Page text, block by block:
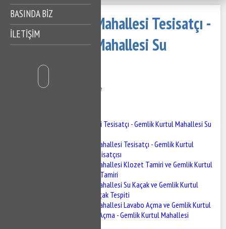
BASINDA BİZ
İLETİŞİM
Gemlik Kurtul Mahallesi Tesisatçı -
Gemlik Kurtul Mahallesi Su
Tesisatçısı
15 Kasım 2020 504 Görüntüleme
Gemlik Kurtul Mahallesi Tesisatçı - Gemlik Kurtul Mahallesi Su
Gemlik Kurtul Mahallesi Tesisatçı - Gemlik Kurtul
Mahallesi Su Tesisatçısı
Gemlik Kurtul Mahallesi Klozet Tamiri ve Gemlik Kurtul
Mahallesi Sifon Tamiri
Gemlik Kurtul Mahallesi Su Kaçak ve Gemlik Kurtul
Mahallesi Su Kaçak Tespiti
Gemlik Kurtul Mahallesi Lavabo Açma ve Gemlik Kurtul
Mahallesi Gider Açma - Gemlik Kurtul Mahallesi